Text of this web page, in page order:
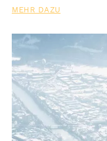
MEHR DAZU